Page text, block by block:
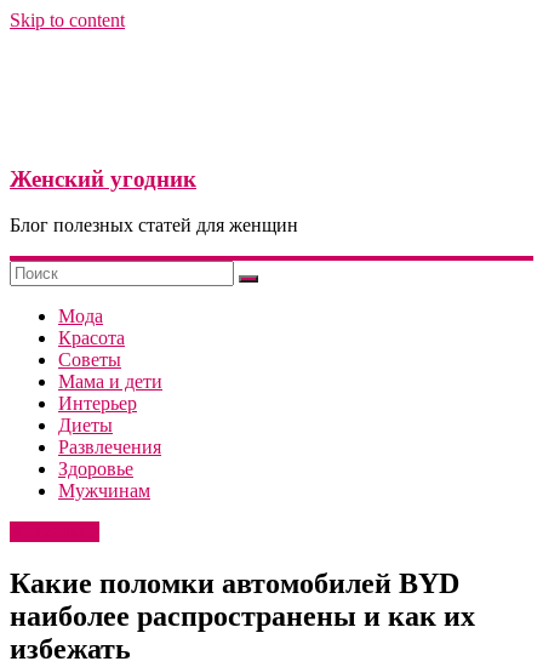
Skip to content
Женский угодник
Блог полезных статей для женщин
Мода
Красота
Советы
Мама и дети
Интерьер
Диеты
Развлечения
Здоровье
Мужчинам
Какие поломки автомобилей BYD
наиболее распространены и как их
избежать